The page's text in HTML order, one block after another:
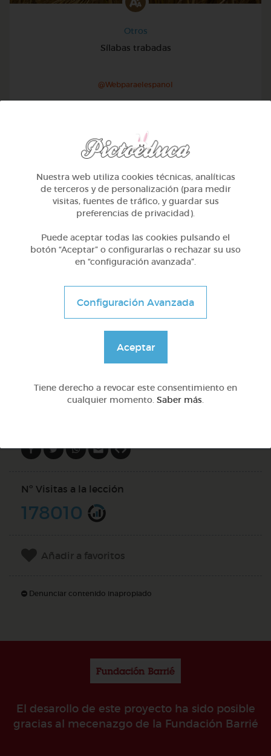
Otros
Sílabas trabadas
@Webparaelespanol
Otros
Sílabas directas: iniciales y finales
DOCS (4)
Nº Visitas a la lección
178010
Añadir a favoritos
Denunciar contenido inapropiado
El desarollo de este proyecto ha sido posible
gracias al mecenazgo de la Fundación Barrié
Nuestra web utiliza cookies técnicas, analíticas
de terceros y de personalización (para medir
visitas, fuentes de tráfico, y guardar sus
preferencias de privacidad).
Puede aceptar todas las cookies pulsando el
botón “Aceptar” o configurarlas o rechazar su uso
en “configuración avanzada”.
Configuración Avanzada
Aceptar
Tiene derecho a revocar este consentimiento en
cualquier momento. Saber más.